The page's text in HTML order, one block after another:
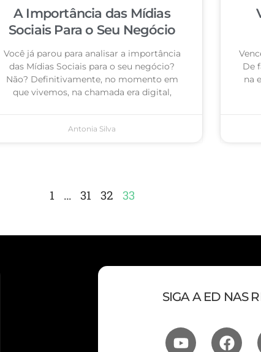
A Importância das Mídias
Sociais Para o Seu Negócio
Você já parou para analisar a importância
das Mídias Sociais para o seu negócio?
Não? Definitivamente, no momento em
que vivemos, na chamada era digital,
Antonia Silva
De
na
1 … 31 32 33
SIGA A ED NAS